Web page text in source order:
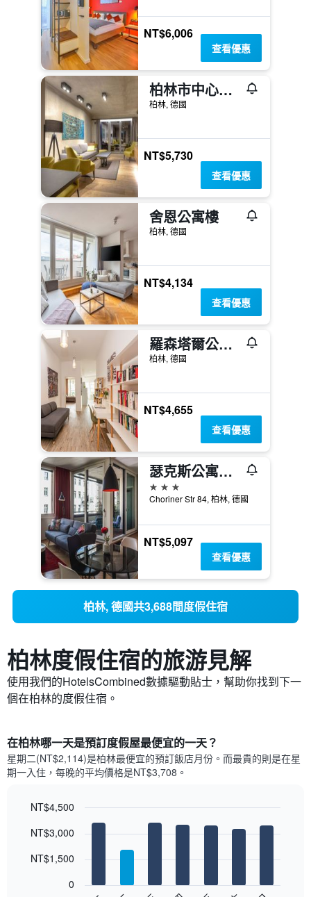
NT$6,006
查看優惠
柏林市中心公寓飯店
柏林, 德國
NT$5,730
查看優惠
舍恩公寓樓
柏林, 德國
NT$4,134
查看優惠
羅森塔爾公寓式酒店
柏林, 德國
NT$4,655
查看優惠
瑟克斯公寓式酒店
3星級
Choriner Str 84, 柏林, 德國
NT$5,097
查看優惠
柏林, 德國共3,688間度假住宿
柏林​度假住宿的旅游見解
使用我們的HotelsCombined數據驅動貼士，幫助你找到下一
個在柏林​的度假住宿。
在柏林哪一天是預訂度假屋最便宜的一天？
星期二(NT$2,114)是柏林​最便宜的預訂飯店月份。而最貴的則是在星
期一​入住，每晚的平均價格是NT$3,708​​。
chart
graphic.
0
NT$1,500
NT$3,000
NT$4,500